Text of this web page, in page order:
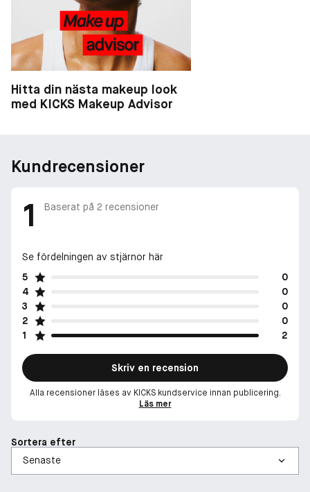
Hitta din nästa makeup look
med KICKS Makeup Advisor
Kundrecensioner
1 Baserat på 2 recensioner
Se fördelningen av stjärnor här
5
0
4
0
3
0
2
0
1
2
Skriv en recension
Alla recensioner läses av KICKS kundservice innan publicering.
Läs mer
Sortera efter